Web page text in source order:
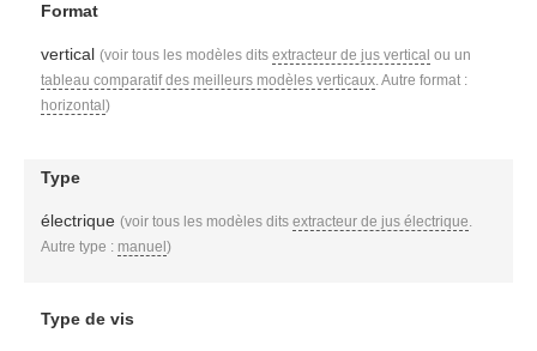
Format
vertical (voir tous les modèles dits extracteur de jus vertical ou un
tableau comparatif des meilleurs modèles verticaux. Autre format :
horizontal )
Type
électrique (voir tous les modèles dits extracteur de jus électrique.
Autre type : manuel )
Type de vis